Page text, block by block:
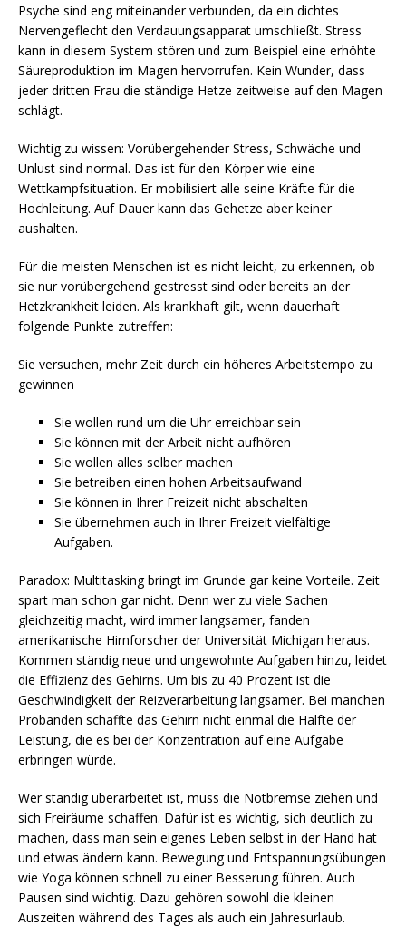
Psyche sind eng miteinander verbunden, da ein dichtes
Nervengeflecht den Verdauungsapparat umschließt. Stress
kann in diesem System stören und zum Beispiel eine erhöhte
Säureproduktion im Magen hervorrufen. Kein Wunder, dass
jeder dritten Frau die ständige Hetze zeitweise auf den Magen
schlägt.
Wichtig zu wissen: Vorübergehender Stress, Schwäche und
Unlust sind normal. Das ist für den Körper wie eine
Wettkampfsituation. Er mobilisiert alle seine Kräfte für die
Hochleitung. Auf Dauer kann das Gehetze aber keiner
aushalten.
Für die meisten Menschen ist es nicht leicht, zu erkennen, ob
sie nur vorübergehend gestresst sind oder bereits an der
Hetzkrankheit leiden. Als krankhaft gilt, wenn dauerhaft
folgende Punkte zutreffen:
Sie versuchen, mehr Zeit durch ein höheres Arbeitstempo zu
gewinnen
Sie wollen rund um die Uhr erreichbar sein
Sie können mit der Arbeit nicht aufhören
Sie wollen alles selber machen
Sie betreiben einen hohen Arbeitsaufwand
Sie können in Ihrer Freizeit nicht abschalten
Sie übernehmen auch in Ihrer Freizeit vielfältige
Aufgaben.
Paradox: Multitasking bringt im Grunde gar keine Vorteile. Zeit
spart man schon gar nicht. Denn wer zu viele Sachen
gleichzeitig macht, wird immer langsamer, fanden
amerikanische Hirnforscher der Universität Michigan heraus.
Kommen ständig neue und ungewohnte Aufgaben hinzu, leidet
die Effizienz des Gehirns. Um bis zu 40 Prozent ist die
Geschwindigkeit der Reizverarbeitung langsamer. Bei manchen
Probanden schaffte das Gehirn nicht einmal die Hälfte der
Leistung, die es bei der Konzentration auf eine Aufgabe
erbringen würde.
Wer ständig überarbeitet ist, muss die Notbremse ziehen und
sich Freiräume schaffen. Dafür ist es wichtig, sich deutlich zu
machen, dass man sein eigenes Leben selbst in der Hand hat
und etwas ändern kann. Bewegung und Entspannungsübungen
wie Yoga können schnell zu einer Besserung führen. Auch
Pausen sind wichtig. Dazu gehören sowohl die kleinen
Auszeiten während des Tages als auch ein Jahresurlaub.